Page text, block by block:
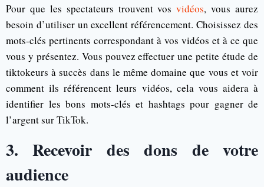
Pour que les spectateurs trouvent vosvidéos, vous aurez
besoin d’utiliser un excellent référencement. Choisissez des
mots-clés pertinents correspondant à vos vidéos et à ce que
vous y présentez. Vous pouvez effectuer une petite étude de
tiktokeurs à succès dans le même domaine que vous et voir
comment ils référencent leurs vidéos, cela vous aidera à
identifier les bons mots-clés et hashtags pour gagner de
l’argent sur TikTok.
3. Recevoir des dons de votre
audience